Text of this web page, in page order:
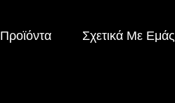
Προϊόντα Σχετικά Με Εμάς